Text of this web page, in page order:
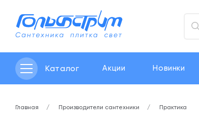
Каталог Акции Новинки
Главная Производители сантехники Практика